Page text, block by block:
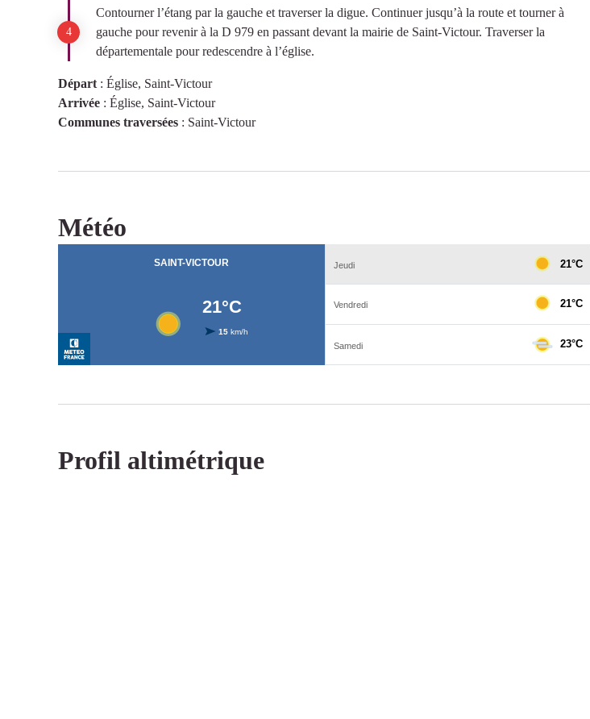
Contourner l’étang par la gauche et traverser la digue. Continuer jusqu’à la route et tourner à
gauche pour revenir à la D 979 en passant devant la mairie de Saint-Victour. Traverser la
départementale pour redescendre à l’église.
Départ : Église, Saint-Victour
Arrivée : Église, Saint-Victour
Communes traversées : Saint-Victour
Météo
Profil altimétrique